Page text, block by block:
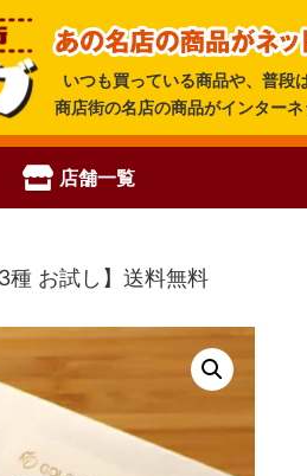
いつも買っている商品や、普段
商店街の名店の商品がインターネ
店舗一覧
お試し】送料無料